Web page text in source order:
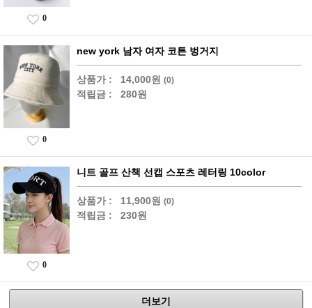
0
new york 남자 여자 코튼 벙거지
상품가 : 14,000원 (0)
적립금 : 280원
0
니트 골프 산책 선캡 스포츠 레터링 10color
상품가 : 11,900원 (0)
적립금 : 230원
0
더보기